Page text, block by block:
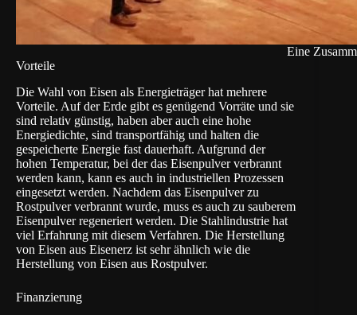
Eine
Vorteile
Die Wahl von Eisen als Energieträger hat mehrere
Vorteile. Auf der Erde gibt es genügend Vorräte und sie
sind relativ günstig, haben aber auch eine hohe
Energiedichte, sind transportfähig und halten die
gespeicherte Energie fast dauerhaft. Aufgrund der
hohen Temperatur, bei der das Eisenpulver verbrannt
werden kann, kann es auch in industriellen Prozessen
eingesetzt werden. Nachdem das Eisenpulver zu
Rostpulver verbrannt wurde, muss es auch zu sauberem
Eisenpulver regeneriert werden. Die Stahlindustrie hat
viel Erfahrung mit diesem Verfahren. Die Herstellung
von Eisen aus Eisenerz ist sehr ähnlich wie die
Herstellung von Eisen aus Rostpulver.
Finanzierung